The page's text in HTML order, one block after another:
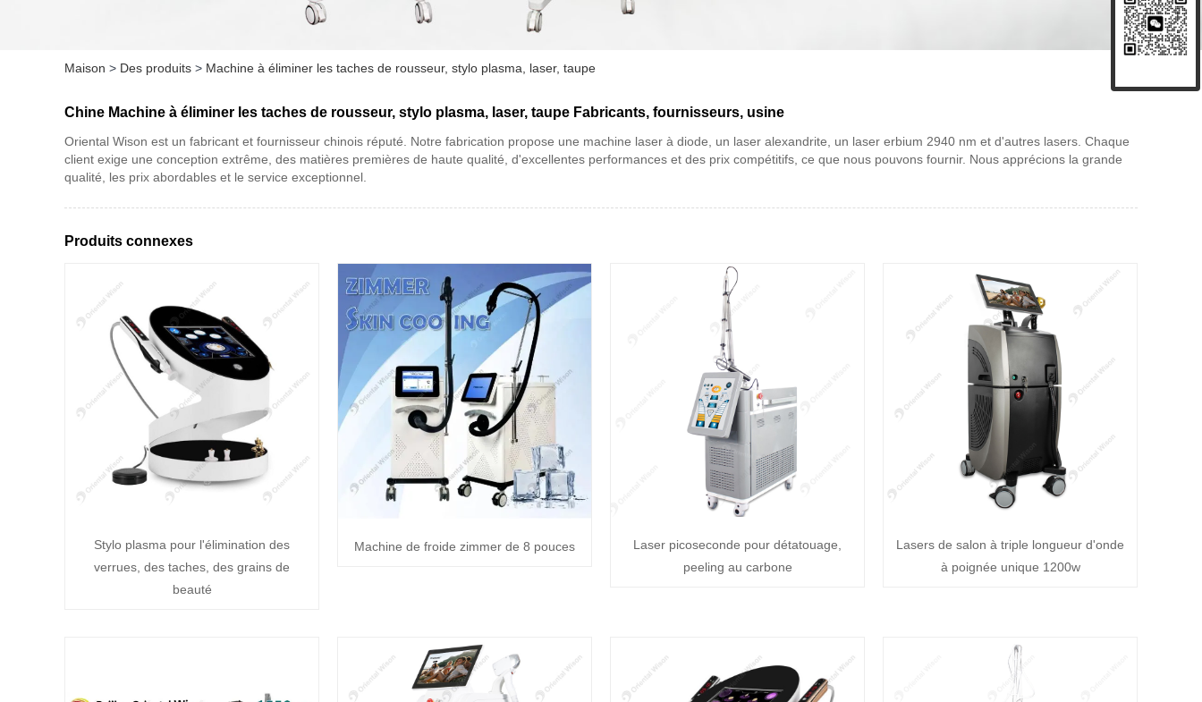
Maison > Des produits > Machine à éliminer les taches de rousseur, stylo plasma, laser, taupe
Chine Machine à éliminer les taches de rousseur, stylo plasma, laser, taupe Fabricants, fournisseurs, usine
Oriental Wison est un fabricant et fournisseur chinois réputé. Notre fabrication propose une machine laser à diode, un laser alexandrite, un laser erbium 2940 nm et d'autres lasers. Chaque
client exige une conception extrême, des matières premières de haute qualité, d'excellentes performances et des prix compétitifs, ce que nous pouvons fournir. Nous apprécions la grande
qualité, les prix abordables et le service exceptionnel.
Produits connexes
Stylo plasma pour l'élimination des
verrues, des taches, des grains de
beauté
Machine de froide zimmer de 8 pouces
Laser picoseconde pour détatouage,
peeling au carbone
Lasers de salon à triple longueur d'onde
à poignée unique 1200w